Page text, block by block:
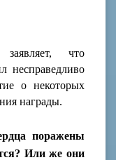
заявляет, что
несправедливо
о некоторых
награды.
поражены
Или же они